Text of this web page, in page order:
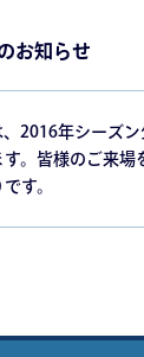
お知らせ
2016年シーズン
。皆様のご来場
す。